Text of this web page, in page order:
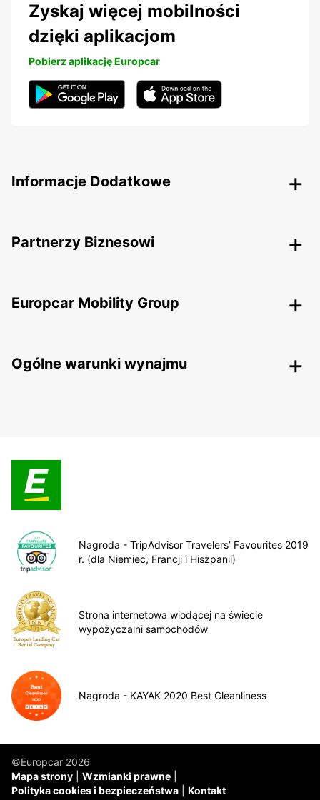
Zyskaj więcej mobilności
dzięki aplikacjom
Pobierz aplikację Europcar
Informacje Dodatkowe
Partnerzy Biznesowi
Europcar Mobility Group
Ogólne warunki wynajmu
Nagroda - TripAdvisor Travelers’ Favourites 2019
r. (dla Niemiec, Francji i Hiszpanii)
Strona internetowa wiodącej na świecie
wypożyczalni samochodów
Nagroda - KAYAK 2020 Best Cleanliness
©Europcar 2026
Mapa strony
Wzmianki prawne
Polityka cookies i bezpieczeństwa
Kontakt